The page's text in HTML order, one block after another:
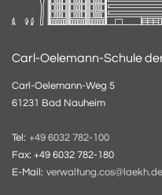
Carl-Oelemann-Schule
Carl-Oelemann-Weg 5
61231 Bad Nauheim
Tel: +49 6032 782-100
Fax: +49 6032 782-180
E-Mail: verwaltung.cos@laekh.de